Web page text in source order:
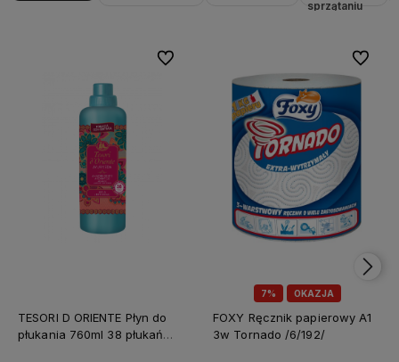
sprzątaniu
TESORI D ORIENTE Płyn do
płukania 760ml 38 płukań
Do ulubionych
7% OKAZJA
FOXY Ręcznik papierowy A1
3w Tornado /6/192/
Do